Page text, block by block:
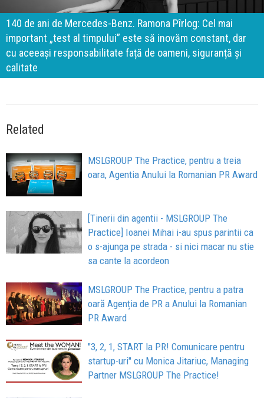
140 de ani de Mercedes-Benz. Ramona Pîrlog: Cel mai
important „test al timpului” este să inovăm constant, dar
cu aceeași responsabilitate față de oameni, siguranță și
calitate
Related
MSLGROUP The Practice, pentru a treia
oara, Agentia Anului la Romanian PR Award
[Tinerii din agentii - MSLGROUP The
Practice] Ioanei Mihai i-au spus parintii ca
o s-ajunga pe strada - si nici macar nu stie
sa cante la acordeon
MSLGROUP The Practice, pentru a patra
oară Agenția de PR a Anului la Romanian
PR Award
"3, 2, 1, START la PR! Comunicare pentru
startup-uri" cu Monica Jitariuc, Managing
Partner MSLGROUP The Practice!